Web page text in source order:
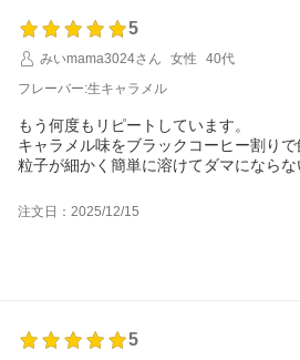
5
みいmama3024さん
女性
40代
フレーバー:生キャラメル
もう何度もリピートしています。
キャラメル味をブラックコーヒー割りで
粒子が細かく簡単に溶けてダマにならな
注文日：2025/12/15
5